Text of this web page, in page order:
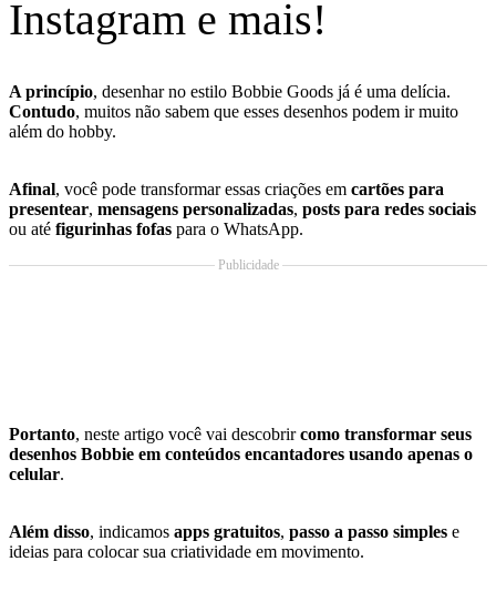
Instagram e mais!
A princípio, desenhar no estilo Bobbie Goods já é uma delícia.
Contudo, muitos não sabem que esses desenhos podem ir muito
além do hobby.
Afinal, você pode transformar essas criações em cartões para
presentear, mensagens personalizadas, posts para redes sociais
ou até figurinhas fofas para o WhatsApp.
Publicidade
Portanto, neste artigo você vai descobrircomo transformar seus
desenhos Bobbie em conteúdos encantadores usando apenas o
celular.
Além disso, indicamos apps gratuitos, passo a passo simples e
ideias para colocar sua criatividade em movimento.